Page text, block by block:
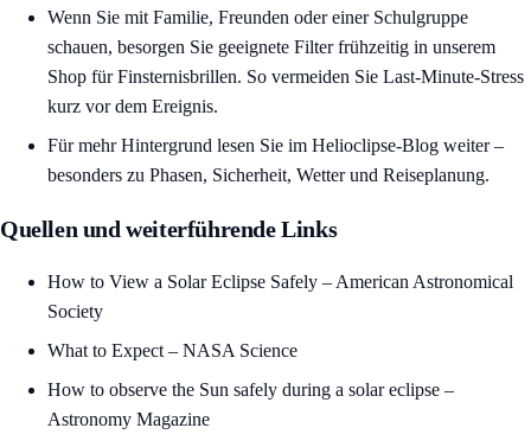
Wenn Sie mit Familie, Freunden oder einer Schulgruppe
schauen, besorgen Sie geeignete Filter frühzeitig in unserem
Shop für Finsternisbrillen. So vermeiden Sie Last-Minute-Stress
kurz vor dem Ereignis.
Für mehr Hintergrund lesen Sie im Helioclipse-Blog weiter –
besonders zu Phasen, Sicherheit, Wetter und Reiseplanung.
Quellen und weiterführende Links
How to View a Solar Eclipse Safely – American Astronomical
Society
What to Expect – NASA Science
How to observe the Sun safely during a solar eclipse –
Astronomy Magazine